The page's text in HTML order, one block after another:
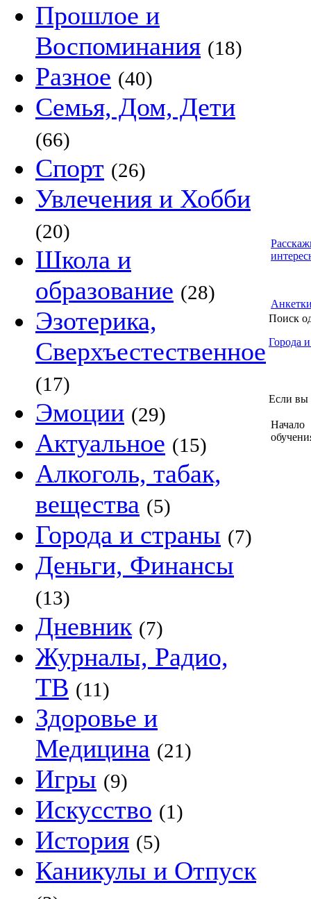
Прошлое и
Воспоминания (18)
Разное (40)
Семья, Дом, Дети
(66)
Спорт (26)
Увлечения и Хобби
(20)
Школа и
образование (28)
Эзотерика,
Сверхъестественное
(17)
Эмоции (29)
Актуальное (15)
Алкоголь, табак,
вещества (5)
Города и страны (7)
Деньги, Финансы
(13)
Дневник (7)
Журналы, Радио,
ТВ (11)
Здоровье и
Медицина (21)
Игры (9)
Искусство (1)
История (5)
Каникулы и Отпуск
Поиск
Города
Если вы
Начало